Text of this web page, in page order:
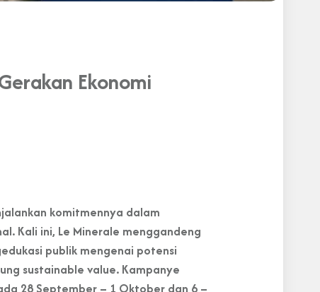
Ekonomi
komitmennya dalam
Kali ini, Le Minerale menggandeng
publik mengenai potensi
sustainable value. Kampanye
28 September – 1 Oktober dan 6 –